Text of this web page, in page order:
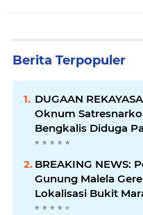
Berita Terpopuler
DUGAAN
Oknum
Bengkalis Diduga
Barang Bukti Hingga
BREAKING NEWS:
Gunung Malela
Lokalisasi Bukit
Perempuan